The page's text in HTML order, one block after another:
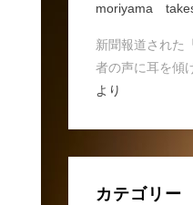
moriyama
新聞報道された
者の声に耳を傾
より
カテゴリー